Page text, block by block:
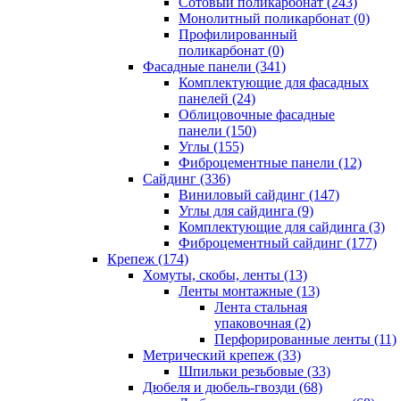
Монолитный поликарбонат (0)
Профилированный
поликарбонат (0)
Фасадные панели (341)
Комплектующие для фасадных
панелей (24)
Облицовочные фасадные
панели (150)
Углы (155)
Фиброцементные панели (12)
Сайдинг (336)
Виниловый сайдинг (147)
Углы для сайдинга (9)
Комплектующие для сайдинга (3)
Фиброцементный сайдинг (177)
Крепеж (174)
Хомуты, скобы, ленты (13)
Ленты монтажные (13)
Лента стальная
упаковочная (2)
Перфорированные ленты (11)
Метрический крепеж (33)
Шпильки резьбовые (33)
Дюбеля и дюбель-гвозди (68)